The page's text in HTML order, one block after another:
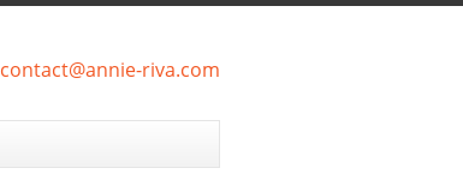
contact@annie-riva.com